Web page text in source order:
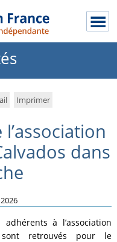
Imprimer
dans
à l’association
retrouvés pour le